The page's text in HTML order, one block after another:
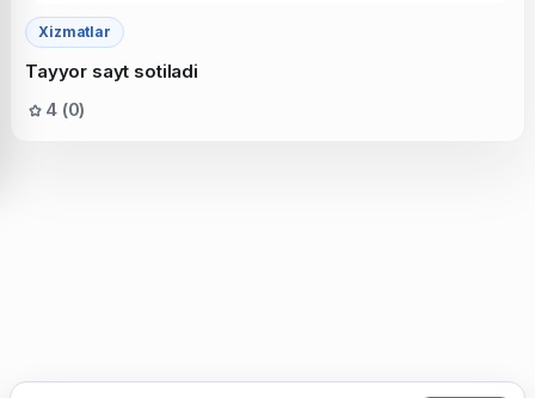
Xizmatlar
Tayyor sayt sotiladi
4 (0)